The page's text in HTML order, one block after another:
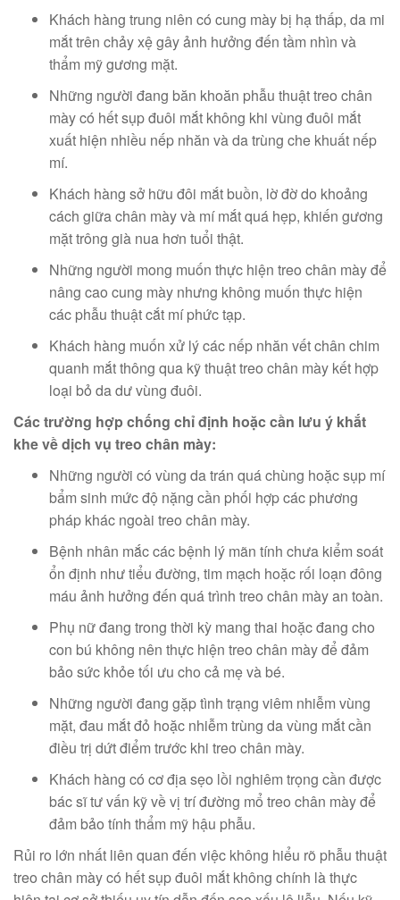
Khách hàng trung niên có cung mày bị hạ thấp, da mi
mắt trên chảy xệ gây ảnh hưởng đến tầm nhìn và
thẩm mỹ gương mặt.
Những người đang băn khoăn phẫu thuật treo chân
mày có hết sụp đuôi mắt không khi vùng đuôi mắt
xuất hiện nhiều nếp nhăn và da trùng che khuất nếp
mí.
Khách hàng sở hữu đôi mắt buồn, lờ đờ do khoảng
cách giữa chân mày và mí mắt quá hẹp, khiến gương
mặt trông già nua hơn tuổi thật.
Những người mong muốn thực hiện treo chân mày để
nâng cao cung mày nhưng không muốn thực hiện
các phẫu thuật cắt mí phức tạp.
Khách hàng muốn xử lý các nếp nhăn vết chân chim
quanh mắt thông qua kỹ thuật treo chân mày kết hợp
loại bỏ da dư vùng đuôi.
Các trường hợp chống chỉ định hoặc cần lưu ý khắt
khe về dịch vụ treo chân mày:
Những người có vùng da trán quá chùng hoặc sụp mí
bẩm sinh mức độ nặng cần phối hợp các phương
pháp khác ngoài treo chân mày.
Bệnh nhân mắc các bệnh lý mãn tính chưa kiểm soát
ổn định như tiểu đường, tim mạch hoặc rối loạn đông
máu ảnh hưởng đến quá trình treo chân mày an toàn.
Phụ nữ đang trong thời kỳ mang thai hoặc đang cho
con bú không nên thực hiện treo chân mày để đảm
bảo sức khỏe tối ưu cho cả mẹ và bé.
Những người đang gặp tình trạng viêm nhiễm vùng
mặt, đau mắt đỏ hoặc nhiễm trùng da vùng mắt cần
điều trị dứt điểm trước khi treo chân mày.
Khách hàng có cơ địa sẹo lồi nghiêm trọng cần được
bác sĩ tư vấn kỹ về vị trí đường mổ treo chân mày để
đảm bảo tính thẩm mỹ hậu phẫu.
Rủi ro lớn nhất liên quan đến việc không hiểu rõ phẫu thuật
treo chân mày có hết sụp đuôi mắt không chính là thực